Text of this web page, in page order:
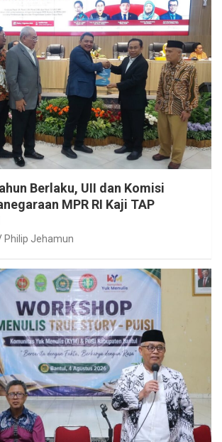
Berlaku, UII dan Komisi
MPR RI Kaji TAP
Philip Jehamun